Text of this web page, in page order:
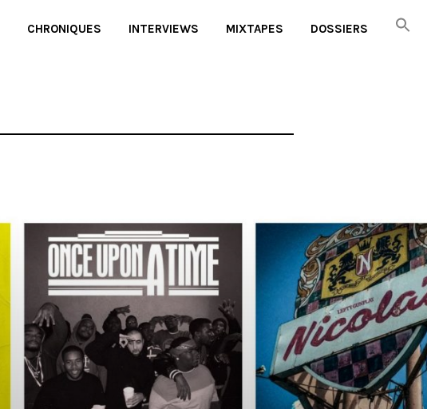
CHRONIQUES INTERVIEWS MIXTAPES DOSSIERS